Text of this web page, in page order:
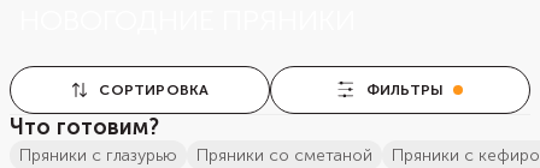
СОРТИРОВКА ФИЛЬТРЫ
Что готовим?
пряники с глазурью пряники со сметаной пряники с